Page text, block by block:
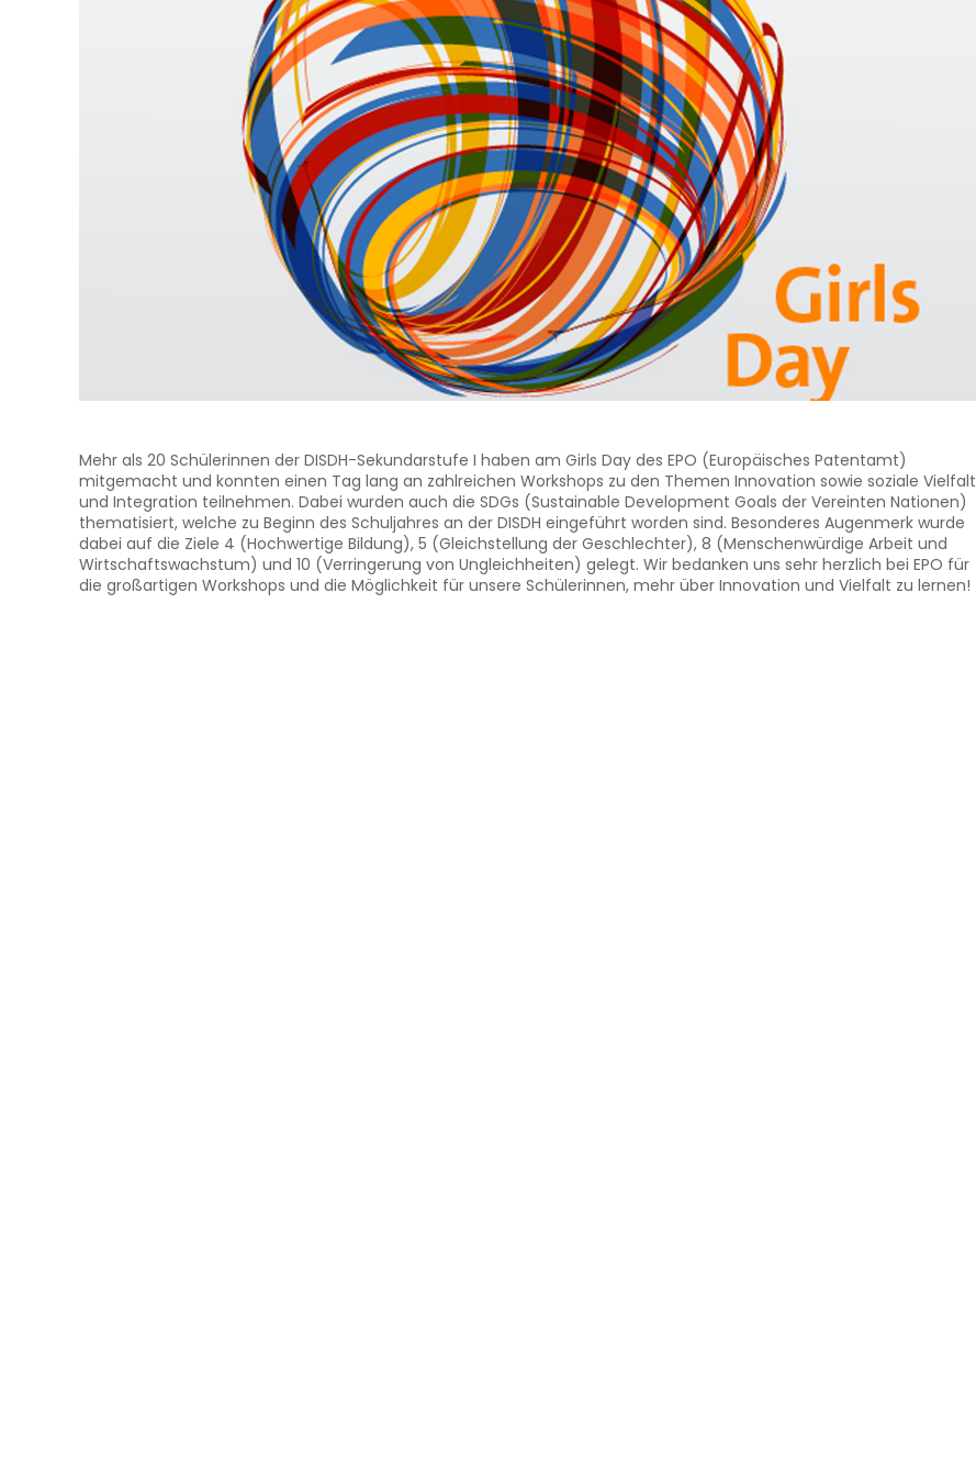
Mehr als 20 Schülerinnen der DISDH-Sekundarstufe I haben am Girls Day des EPO (Europäisches Patentamt)
mitgemacht und konnten einen Tag lang an zahlreichen Workshops zu den Themen Innovation sowie soziale Vielfalt
und Integration teilnehmen. Dabei wurden auch die SDGs (Sustainable Development Goals der Vereinten Nationen)
thematisiert, welche zu Beginn des Schuljahres an der DISDH eingeführt worden sind. Besonderes Augenmerk wurde
dabei auf die Ziele 4 (Hochwertige Bildung), 5 (Gleichstellung der Geschlechter), 8 (Menschenwürdige Arbeit und
Wirtschaftswachstum) und 10 (Verringerung von Ungleichheiten) gelegt. Wir bedanken uns sehr herzlich bei EPO für
die großartigen Workshops und die Möglichkeit für unsere Schülerinnen, mehr über Innovation und Vielfalt zu lernen!